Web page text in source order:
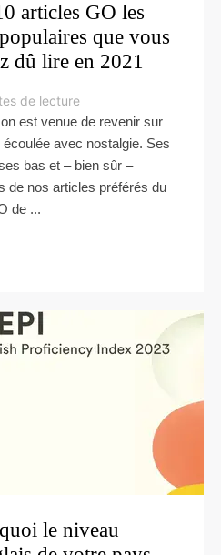
articles GO les
que vous
dû lire en 2021
de lecture
est venue de revenir sur
écoulée avec nostalgie. Ses
bas et – bien sûr –
de nos articles préférés du
de ...
le niveau